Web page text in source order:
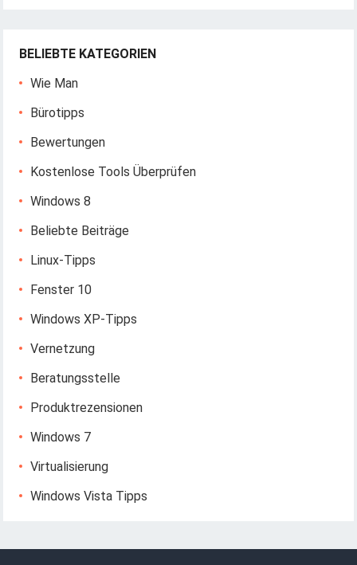
BELIEBTE KATEGORIEN
Wie Man
Bürotipps
Bewertungen
Kostenlose Tools Überprüfen
Windows 8
Beliebte Beiträge
Linux-Tipps
Fenster 10
Windows XP-Tipps
Vernetzung
Beratungsstelle
Produktrezensionen
Windows 7
Virtualisierung
Windows Vista Tipps